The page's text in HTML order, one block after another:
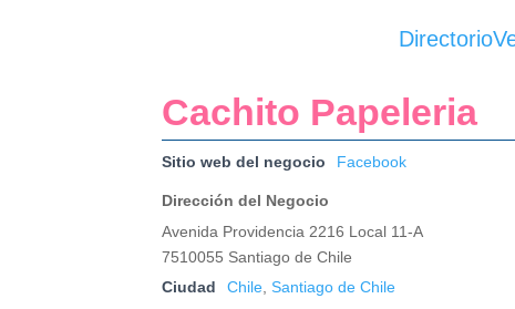
Directorio
Cachito Papeleria
Sitio web del negocio Facebook
Dirección del Negocio
Avenida Providencia 2216 Local 11-A
7510055 Santiago de Chile
Ciudad
Chile,Santiago de Chile